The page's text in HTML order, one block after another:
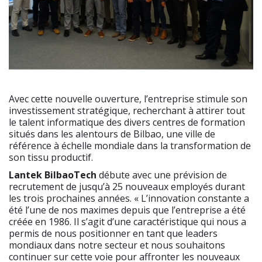
Avec cette nouvelle ouverture, l’entreprise stimule son
investissement stratégique, recherchant à attirer tout
le talent informatique des divers centres de formation
situés dans les alentours de Bilbao, une ville de
référence à échelle mondiale dans la transformation de
son tissu productif.
Lantek BilbaoTech débute avec une prévision de
recrutement de jusqu’à 25 nouveaux employés durant
les trois prochaines années. « L’innovation constante a
été l’une de nos maximes depuis que l’entreprise a été
créée en 1986. Il s’agit d’une caractéristique qui nous a
permis de nous positionner en tant que leaders
mondiaux dans notre secteur et nous souhaitons
continuer sur cette voie pour affronter les nouveaux